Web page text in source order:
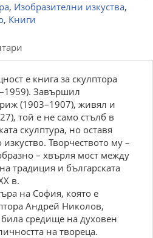
, Изобразителни изкуства,
, Книги
е книга за скулптора
Завършил
(1903–1907), живял и
той е не само стълб в
скулптура, но оставя
Творчеството му –
– хвърля мост между
традиция и българската
в.
на София, която е
Андрей Николов,
средище на духовен
на твореца.